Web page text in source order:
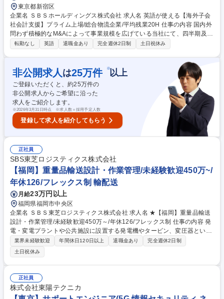
東京都新宿区
企業名 ＳＢＳホールディングス株式会社 求人名 英語が使える【海外子会
社会計支援】プライム上場/総合物流企業/平均残業20H 仕事の内容 国内外
問わず積極的なM&Aによって事業規模を広げている当社にて、四半期及び
期末の海外現地法人連結対応や月次分析などに携わっていただきます。海
は】 ■海外関連会社の月次分析や四半期及び期末連結決算対応 ■海外関連
会社の会計税務管理業務支援、国際税務対応（BEPS、移転価格等） ★財
務や経営分析・経営企画に携わるチャンスもあります。 変更の範囲：当社
業務全般 募集職種 英語が使える【海外子会社会計支援】プライム上場/総
合物流企業/平均残業20H
転勤なし 英語 退職金あり 完全週休2日制 土日祝休み
非公開求人 は25万件 ※以上
ご登録いただくと、約25万件の
非公開求人からご希望に沿った
求人をご紹介します。
※2026年3月31日時点 ※求人数＝採用予定人数
登録して求人を紹介してもらう
正社員
SBS東芝ロジスティクス株式会社
【福岡】重量品輸送設計・作業管理/未経験歓迎450万~/
年休126/フレックス制 輸配送
月給23万円以上
福岡県福岡市中央区
企業名 ＳＢＳ東芝ロジスティクス株式会社 求人名 ★【福岡】重量品輸送
設計・作業管理/未経験歓迎450万～/年休126/フレックス制 仕事の内容 発
電・変電プラントや公共施設に設置する発電機やタービン、変圧器といっ
たインデント品(重量品)の輸送・搬入・据付の現場管理をお任せします。
※建物の改変を伴う業務は含みません 【具体的には】 ■設置場所(サイト)
までの輸送・搬入・据付計画の概略検討。輸送手段や輸送ルート、必要な
機材の選定■輸送ルート上の障害となる箇所の確認。委託会社から上がる
データの評価■スケジュール、輸送ルート、車両走行軌跡、作業方法等を
示した搬入計画書作成■作業前会議（デザインレビュー）：輸送・搬入・
据付に関わる人員計画及び安全管理説明■輸送・搬入・据付作業の現場指
業界未経験歓迎 年間休日120日以上 退職金あり
完全週休2日制
土日祝休み
正社員
株式会社東陽テクニカ